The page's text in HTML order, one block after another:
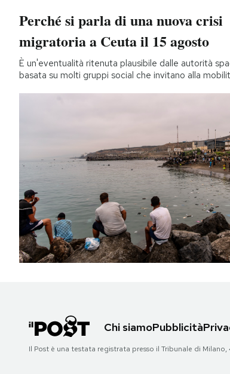
Perché si parla di una nuova crisi
migratoria a Ceuta il 15 agosto
È un'eventualità ritenuta plausibile dalle autorità
basata su molti gruppi social che invitano alla
Chi siamoPubblicità
Il Post è una testata registrata presso il Tribunale di